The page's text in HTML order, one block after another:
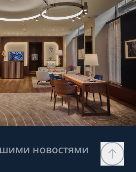
новостями